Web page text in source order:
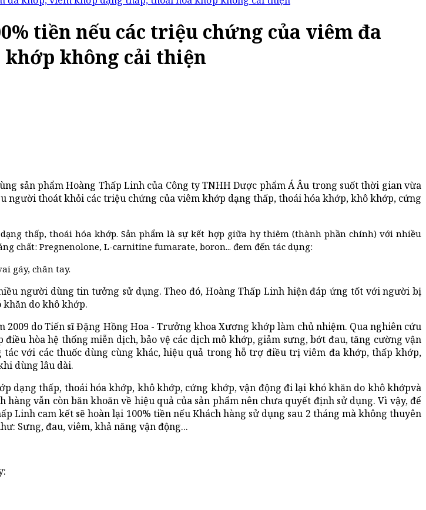
tiền nếu các triệu chứng của viêm đa
không cải thiện
sản phẩm Hoàng Thấp Linh của Công ty TNHH Dược phẩm Á Âu trong suốt thời gian vừa
thoát khỏi các triệu chứng của viêm khớp dạng thấp, thoái hóa khớp, khô khớp, cứng
thấp, thoái hóa khớp. Sản phẩm là sự kết hợp giữa hy thiêm (thành phần chính) với nhiều
chất: Pregnenolone, L-carnitine fumarate, boron... đem đến tác dụng:
gáy, chân tay.
người dùng tin tưởng sử dụng. Theo đó, Hoàng Thấp Linh hiện đáp ứng tốt với người bị
do khô khớp.
do Tiến sĩ Đặng Hồng Hoa - Trưởng khoa Xương khớp làm chủ nhiệm. Qua nghiên cứu
hòa hệ thống miễn dịch, bảo vệ các dịch mô khớp, giảm sưng, bớt đau, tăng cường vận
với các thuốc dùng cùng khác, hiệu quả trong hỗ trợ điều trị viêm đa khớp, thấp khớp,
dùng lâu dài.
dạng thấp, thoái hóa khớp, khô khớp, cứng khớp, vận động đi lại khó khăn do khô khớpvà
vẫn còn băn khoăn về hiệu quả của sản phẩm nên chưa quyết định sử dụng. Vì vậy, để
Linh cam kết sẽ hoàn lại 100% tiền nếu Khách hàng sử dụng sau 2 tháng mà không thuyên
Sưng, đau, viêm, khả năng vận động...